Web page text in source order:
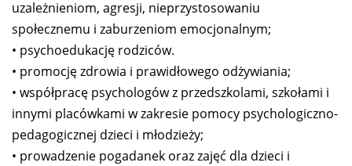
uzależnieniom, agresji, nieprzystosowaniu
społecznemu i zaburzeniom emocjonalnym;
• psychoedukację rodziców.
• promocję zdrowia i prawidłowego odżywiania;
• współpracę psychologów z przedszkolami, szkołami i
innymi placówkami w zakresie pomocy psychologiczno-
pedagogicznej dzieci i młodzieży;
• prowadzenie pogadanek oraz zajęć dla dzieci i